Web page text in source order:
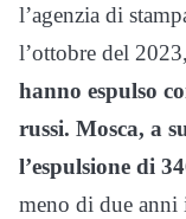
l’agenzia di
l’ottobre del 2023,
hanno espulso
russi. Mosca, a
l’espulsione di
meno di due anni